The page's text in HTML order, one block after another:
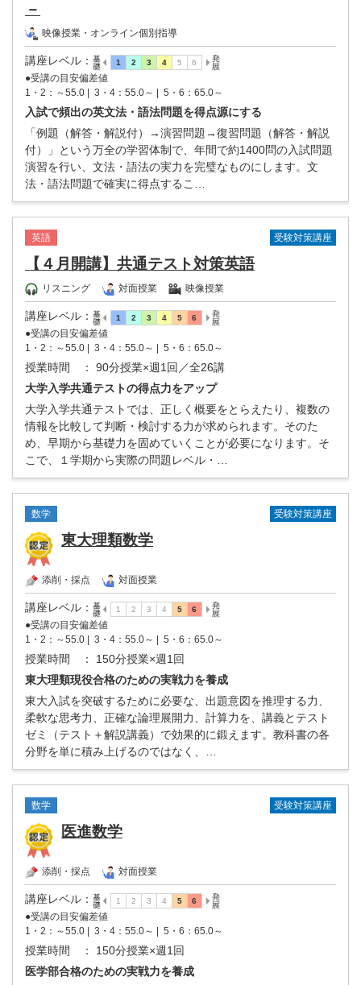
－
映像授業・オンライン個別指導
講座レベル ：
●受講の目安偏差値
1・2：～55.0 |
3・4：55.0～ | 5・6：65.0～
入試で頻出の英文法・語法問題を得点源にする
「例題（解答・解説付）→演習問題→復習問題（解答・解説
付）」という万全の学習体制で、年間で約1400問の入試問題
演習を行い、文法・語法の実力を完璧なものにします。文
法・語法問題で確実に得点するこ…
英語 受験対策講座
【４月開講】共通テスト対策英語
リスニング 対面授業 映像授業
講座レベル ：
●受講の目安偏差値
1・2：～55.0 |
3・4：55.0～ | 5・6：65.0～
授業時間
： 90分授業×週1回／全26講
大学入学共通テストの得点力をアップ
大学入学共通テストでは、正しく概要をとらえたり、複数の
情報を比較して判断・検討する力が求められます。そのた
め、早期から基礎力を固めていくことが必要になります。そ
こで、１学期から実際の問題レベル・…
数学 受験対策講座
東大理類数学
添削・採点 対面授業
講座レベル ：
●受講の目安偏差値
1・2：～55.0 |
3・4：55.0～ | 5・6：65.0～
授業時間
： 150分授業×週1回
東大理類現役合格のための実戦力を養成
東大入試を突破するために必要な、出題意図を推理する力、
柔軟な思考力、正確な論理展開力、計算力を、講義とテスト
ゼミ（テスト＋解説講義）で効果的に鍛えます。教科書の各
分野を単に積み上げるのではなく、…
数学 受験対策講座
医進数学
添削・採点 対面授業
講座レベル ：
●受講の目安偏差値
1・2：～55.0 |
3・4：55.0～ | 5・6：65.0～
授業時間
： 150分授業×週1回
医学部合格のための実戦力を養成